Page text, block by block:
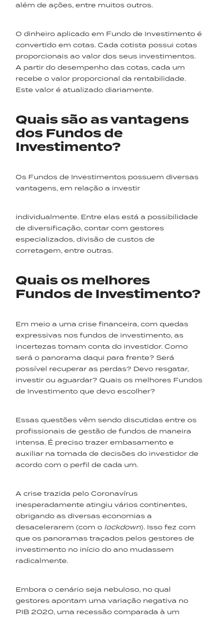
além de ações, entre muitos outros.
O dinheiro aplicado em Fundo de Investimento é
convertido em cotas. Cada cotista possui cotas
proporcionais ao valor dos seus investimentos.
A partir do desempenho das cotas, cada um
recebe o valor proporcional da rentabilidade.
Este valor é atualizado diariamente.
Quais são as vantagens
dos Fundos de
Investimento?
Os Fundos de Investimentos possuem diversas
vantagens, em relação a investir
individualmente. Entre elas está a possibilidade
de diversificação, contar com gestores
especializados, divisão de custos de
corretagem, entre outras.
Quais os melhores
Fundos de Investimento?
Em meio a uma crise financeira, com quedas
expressivas nos fundos de investimento, as
incertezas tomam conta do investidor. Como
será o panorama daqui para frente? Será
possível recuperar as perdas? Devo resgatar,
investir ou aguardar? Quais os melhores Fundos
de Investimento que devo escolher?
Essas questões vêm sendo discutidas entre os
profissionais de gestão de fundos de maneira
intensa. É preciso trazer embasamento e
auxiliar na tomada de decisões do investidor de
acordo com o perfil de cada um.
A crise trazida pelo Coronavírus
inesperadamente atingiu vários continentes,
obrigando as diversas economias a
desacelerarem (com o lockdown). Isso fez com
que os panoramas traçados pelos gestores de
investimento no início do ano mudassem
radicalmente.
Embora o cenário seja nebuloso, no qual
gestores apontam uma variação negativa no
PIB 2020, uma recessão comparada à um